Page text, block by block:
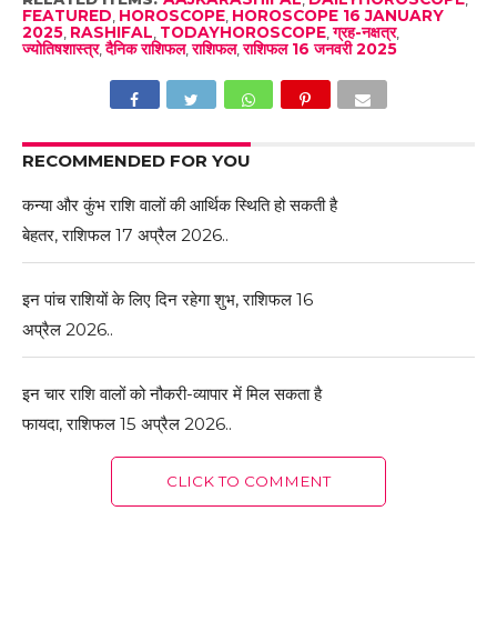
FEATURED HOROSCOPE, HOROSCOPE 16 JANUARY
2025, RASHIFAL TODAYHOROSCOPE,ग्रह-नक्षत्र,
ज्योतिषशास्त्र,दैनिक राशिफल,राशिफल,राशिफल 16 जनवरी 2025
RECOMMENDED FOR YOU
कन्या और कुंभ राशि वालों की आर्थिक स्थिति हो सकती है
बेहतर, राशिफल 17 अप्रैल 2026..
इन पांच राशियों के लिए दिन रहेगा शुभ, राशिफल 16
अप्रैल 2026..
इन चार राशि वालों को नौकरी-व्यापार में मिल सकता है
फायदा, राशिफल 15 अप्रैल 2026..
CLICK TO COMMENT